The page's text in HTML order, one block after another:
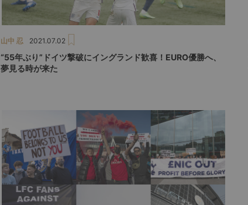
山中 忍 2021.07.02
“55年ぶり”ドイツ撃破にイングランド歓喜！EURO優勝へ、
夢見る時が来た